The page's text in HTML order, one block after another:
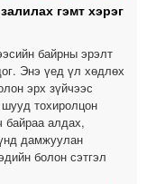
гэмт хэрэг
байрны эрэлт
Энэ үед үл хөдлөх
эрх зүйчээс
шууд тохиролцон
байраа алдах,
дамжуулан
болон сэтгэл